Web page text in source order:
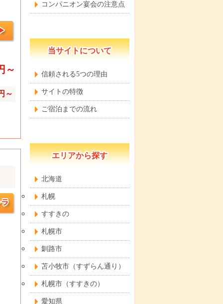
～
～
コンパニオン宴会の注意点
当サイトについて
信頼される5つの理由
サイトの特徴
ご宿泊までの流れ
エリアから探す
北海道
札幌
すすきの
札幌市
釧路市
苫小牧市（すずらん通り）
札幌市（すすきの）
愛知県